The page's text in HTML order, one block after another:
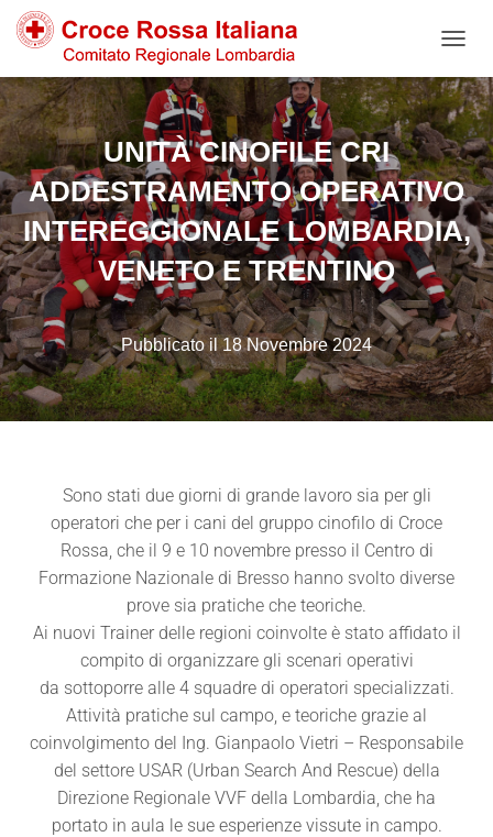
UNITÀ CINOFILE CRI
ADDESTRAMENTO OPERATIVO
INTEREGGIONALE LOMBARDIA,
VENETO E TRENTINO
18 Novembre 2024
Sono stati due giorni di grande lavoro sia per gli
operatori che per i cani del gruppo cinofilo di Croce
Rossa, che il 9 e 10 novembre presso il Centro di
Formazione Nazionale di Bresso hanno svolto diverse
prove sia pratiche che teoriche.
Ai nuovi Trainer delle regioni coinvolte è stato affidato il
compito di organizzare gli scenari operativi
da sottoporre alle 4 squadre di operatori specializzati.
Attività pratiche sul campo, e teoriche grazie al
coinvolgimento del Ing. Gianpaolo Vietri – Responsabile
del settore USAR (Urban Search And Rescue) della
Direzione Regionale VVF della Lombardia, che ha
portato in aula le sue esperienze vissute in campo.